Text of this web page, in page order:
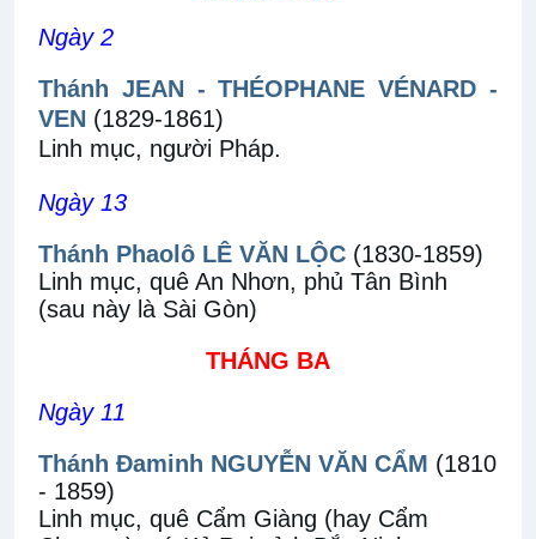
Ngày 2
Thánh JEAN - THÉOPHANE VÉNARD -
VEN (1829-1861)
Linh mục, người Pháp.
Ngày 13
Thánh Phaolô LÊ VĂN LỘC (1830-1859)
Linh mục, quê An Nhơn, phủ Tân Bình
(sau này là Sài Gòn)
THÁNG BA
Ngày 11
Thánh Đaminh NGUYỄN VĂN CẨM (1810
- 1859)
Linh mục, quê Cẩm Giàng (hay Cẩm